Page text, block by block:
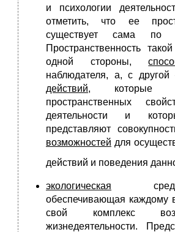
и психологии
отметить, что ее
существует сама по
Пространственность
одной стороны,
наблюдателя, а, с
действий, которые
пространственных
деятельности и
представляют
возможностей для
действий и поведения
экологическая среда
обеспечивающая каждому
свой комплекс
жизнедеятельности.